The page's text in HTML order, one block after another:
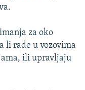
za oko
li rade u vozovima
ili upravljaju